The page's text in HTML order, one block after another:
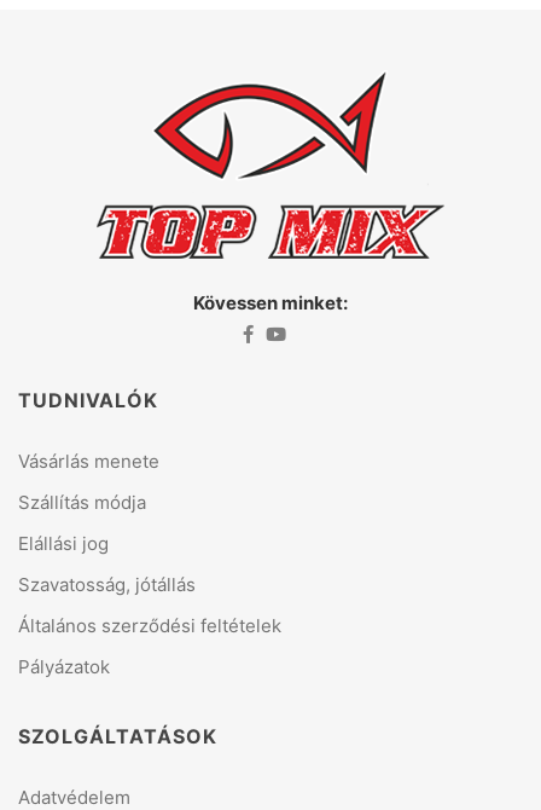
Kövessen minket:
TUDNIVALÓK
Vásárlás menete
Szállítás módja
Elállási jog
Szavatosság, jótállás
Általános szerződési feltételek
Pályázatok
SZOLGÁLTATÁSOK
Adatvédelem